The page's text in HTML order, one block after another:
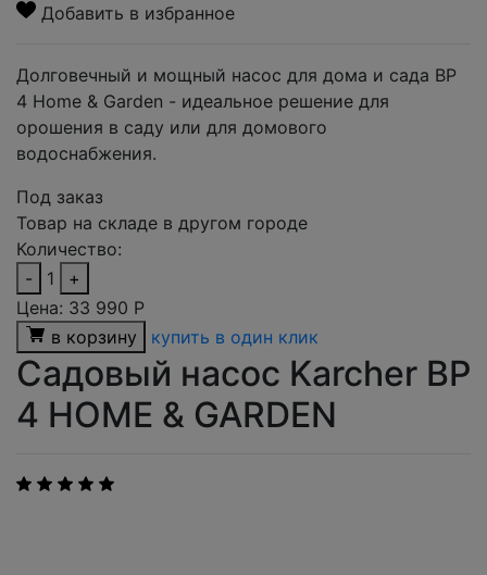
Добавить в избранное
Долговечный и мощный насос для дома и сада BP
4 Home & Garden - идеальное решение для
орошения в саду или для домового
водоснабжения.
Под заказ
Товар на складе в другом городе
Количество:
-
1
+
Цена: 33 990 Р
в корзину
купить в один клик
Садовый насос Karcher BP
4 HOME & GARDEN